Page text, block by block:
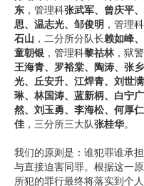
东 ，管理科张武军、曾庆平
思、温志光、邹俊明 ，管理科
石山 ，二分所分队长赖如峰
童朝银 ，管理科黎祜林，狱警
王海青、罗裕棠、陶涛、张
光、丘安升、江焊青、刘世满
琳、林国涛、蓝新柄、白宁
然、刘玉勇、李海松、何厚
佳 ，三分所三大队张桂华。
我们的原则是：谁犯罪谁承
与直接迫害同罪。根据这一
所犯的罪行最终将落实到个